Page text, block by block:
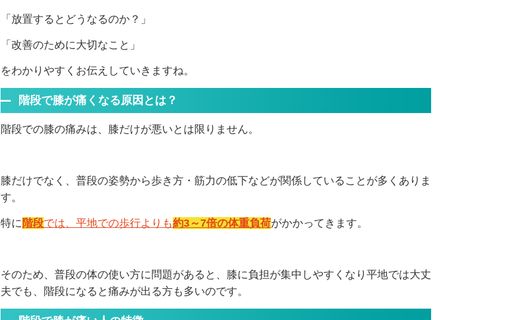
「放置するとどうなるのか？」
「改善のために大切なこと」
をわかりやすくお伝えしていきますね。
階段で膝が痛くなる原因とは？
階段での膝の痛みは、膝だけが悪いとは限りません。
膝だけでなく、普段の姿勢から歩き方・筋力の低下などが関係していることが多くありま
す。
特に階段では、平地での歩行よりも約3～7倍の体重負荷がかかってきます。
そのため、普段の体の使い方に問題があると、膝に負担が集中しやすくなり平地では大丈
夫でも、階段になると痛みが出る方も多いのです。